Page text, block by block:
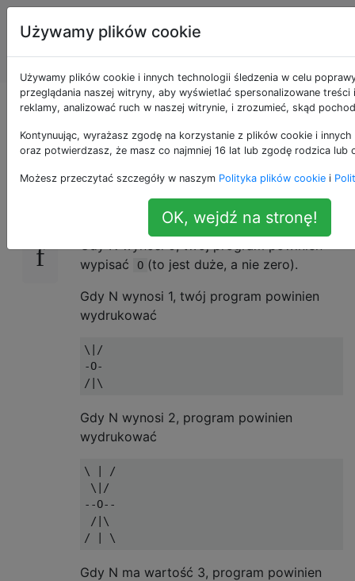
Programowanie
puzzli i Code
Golf
Rozszerz ASCII Sun
43
Napisz program, który przyjmuje (za pomocą
STDIN / wiersza poleceń) nieujemną liczbę
Gdy N wynosi 0, twój program powinien
wypisać
O (to jest duże, a nie zero).
Gdy N wynosi 1, twój program powinien
wydrukować
\|/
-O-
Gdy N wynosi 2, program powinien
wydrukować
\ | /
\|/
--O--
/|\
Gdy N ma wartość 3, program powinien
Używamy plików cookie
Używamy plików cookie i innych technologii śledzenia w celu
przeglądania naszej witryny, aby wyświetlać spersonalizowane treści
reklamy, analizować ruch w naszej witrynie, i zrozumieć, skąd
Kontynuując, wyrażasz zgodę na korzystanie z plików cookie i
oraz potwierdzasz, że masz co najmniej 16 lat lub zgodę rodzica lub
Możesz przeczytać szczegóły w naszym Polityka plików cookie i
OK, wejdź na stronę!